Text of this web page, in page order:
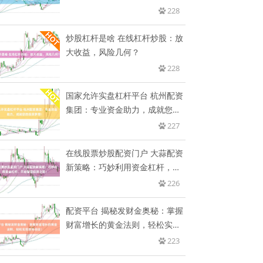
228
炒股杠杆是啥 在线杠杆炒股：放
大收益，风险几何？
228
国家允许实盘杠杆平台 杭州配资
集团：专业资金助力，成就您的
227
在线股票炒股配资门户 大蒜配资
新策略：巧妙利用资金杠杆，开
226
配资平台 揭秘发财金奥秘：掌握
财富增长的黄金法则，轻松实现
223